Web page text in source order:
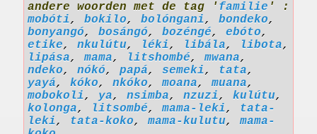
andere woorden met de tag ' familie ' :
mobóti, bokilo, bolóngani, bondeko,
bonyangó, bosángó, bozéngé, ebóto,
etike, nkulútu, léki, libála, libota,
lipása,mama, litshombé,mwana,
ndeko, nókó, papá, semeki, tata,
yayá, kóko, nkóko,moana,muana,
mobokoli, ya, nsimba, nzuzi, kulútu,
kolonga, litsombé,mama-leki,
tata-
leki, tata-koko,mama-kulutu,mama-